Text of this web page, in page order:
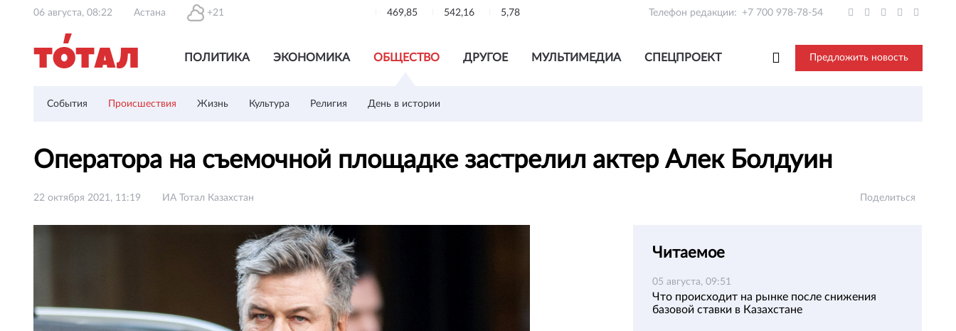
06 августа, 08:22 Астана +21 469,85 542,16 5,78 Телефон редакции: +7 700 978-78-54
ПОЛИТИКА ЭКОНОМИКА ОБЩЕСТВО ДРУГОЕ МУЛЬТИМЕДИА СПЕЦПРОЕКТ Предложить новость
События Происшествия Жизнь Культура Религия День в истории
Оператора на съемочной площадке застрелил актер Алек Болдуин
22 октября 2021, 11:19 ИА Тотал Казахстан Поделиться
Читаемое
05 августа, 09:51
Что происходит на рынке после снижения
базовой ставки в Казахстане